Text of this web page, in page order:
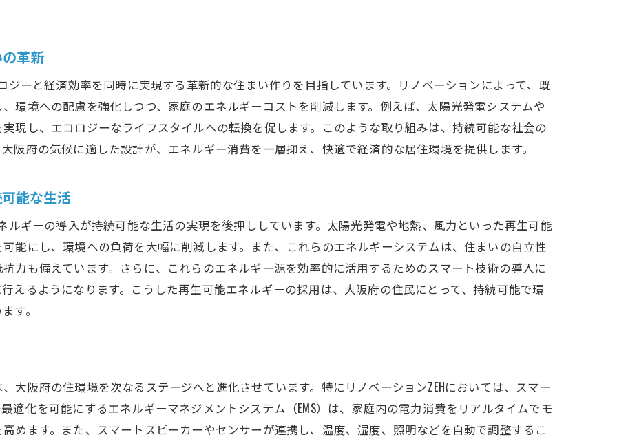
エネルギー効率向上のための技術革新
地域経済を活性化させるリノベーションZEHの効果
住民の生活を豊かにするリノベーションの成功事例
補助金制度を活用したリノベーションの推進
大阪府で注目のリノベーションZEHが持つ未来への可能性
ゼロエネルギー化がもたらす環境へのインパクト
大阪府が直面する課題とZEHによる解決策
次世代住宅としてのZEHの魅力
社会に広がるリノベーションZEHの波
未来の住まい作りに不可欠なテクノロジー
エネルギーマネジメントシステムの活用法
地域の特性を活かしたZEH設計事例
革新
ジーと経済効率を同時に実現する革新的な住まい作りを目指しています。リノベーションによって、既
環境への配慮を強化しつつ、家庭のエネルギーコストを削減します。例えば、太陽光発電システムや
現し、エコロジーなライフスタイルへの転換を促します。このような取り組みは、持続可能な社会の
阪府の気候に適した設計が、エネルギー消費を一層抑え、快適で経済的な居住環境を提供します。
能な生活
ルギーの導入が持続可能な生活の実現を後押ししています。太陽光発電や地熱、風力といった再生可能
能にし、環境への負荷を大幅に削減します。また、これらのエネルギーシステムは、住まいの自立性
力も備えています。さらに、これらのエネルギー源を効率的に活用するためのスマート技術の導入に
えるようになります。こうした再生可能エネルギーの採用は、大阪府の住民にとって、持続可能で環
す。
大阪府の住環境を次なるステージへと進化させています。特にリノベーションZEHにおいては、スマー
適化を可能にするエネルギーマネジメントシステム（EMS）は、家庭内の電力消費をリアルタイムでモ
めます。また、スマートスピーカーやセンサーが連携し、温度、湿度、照明などを自動で調整するこ